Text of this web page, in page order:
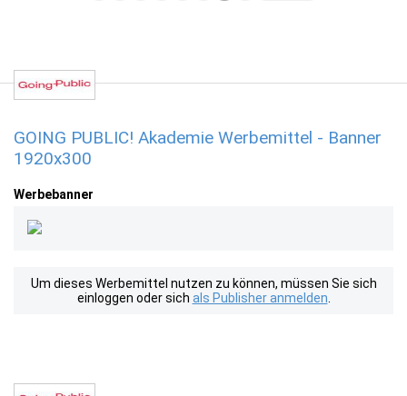
GOING PUBLIC! Akademie Werbemittel - Banner
1920x300
Werbebanner
Um dieses Werbemittel nutzen zu können, müssen Sie sich
einloggen oder sich als Publisher anmelden